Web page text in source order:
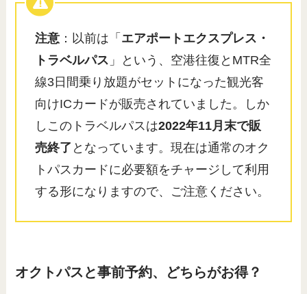
注意 ：以前は「 エアポートエクスプレス・
トラベルパス 」という、空港往復とMTR全
線3日間乗り放題がセットになった観光客
向けICカードが販売されていました。しか
しこのトラベルパスは2022年11月末で販
売終了 となっています。現在は通常のオク
トパスカードに必要額をチャージして利用
する形になりますので、ご注意ください。
オクトパスと事前予約、どちらがお得？